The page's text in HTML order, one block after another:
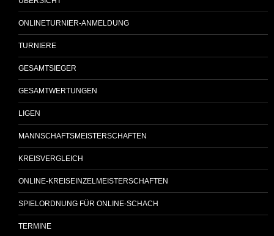
ONLINETURNIER-ANMELDUNG
TURNIERE
GESAMTSIEGER
GESAMTWERTUNGEN
LIGEN
MANNSCHAFTSMEISTERSCHAFTEN
KREISVERGLEICH
ONLINE-KREISEINZELMEISTERSCHAFTEN
SPIELORDNUNG FÜR ONLINE-SCHACH
TERMINE